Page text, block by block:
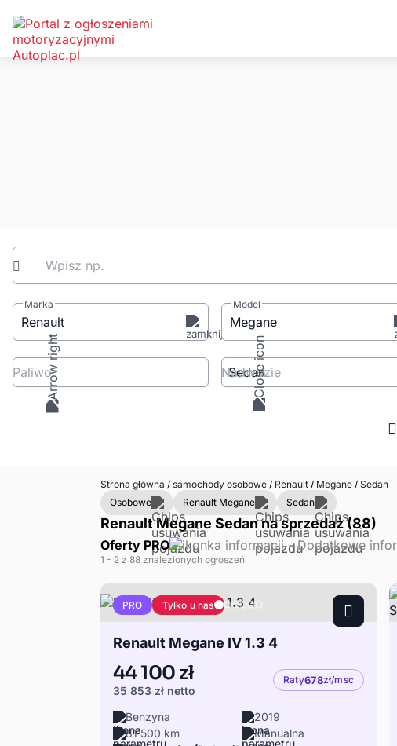
Wpisz np.
Marka
Renault
Model
Megane
Paliwo Nadwozie
Strona główna /samochody osobowe /Renault /Megane /Sedan
Osobowe
Renault Megane Sedan
Renault Megane Sedan na sprzedaż (88)
Oferty PRO
1 - 2 z 88 znalezionych ogłoszeń
PRO Tylko u nas
Renault Megane IV 1.3 4
44 100 zł
35 853 zł netto
Raty678zł/msc
Benzyna
2019
81 500 km
Manualna